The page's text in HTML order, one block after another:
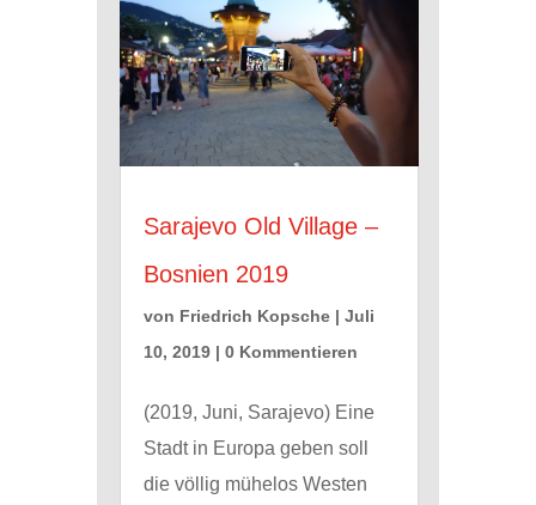
Sarajevo Old Village –
Bosnien 2019
von Friedrich Kopsche| Juli
10, 2019| 0 Kommentieren
(2019, Juni, Sarajevo) Eine
Stadt in Europa geben soll
die völlig mühelos Westen